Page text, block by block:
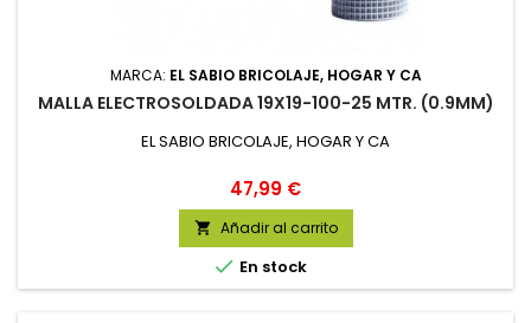
MARCA: EL SABIO BRICOLAJE, HOGAR Y CA
MALLA ELECTROSOLDADA 19X19-100-25 MTR. (0.9MM)
EL SABIO BRICOLAJE, HOGAR Y CA
Precio
47,99 €
 Añadir al carrito
 En stock